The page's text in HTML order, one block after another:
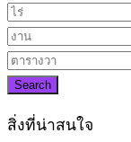
Search
สิ่งที่น่าสนใจ